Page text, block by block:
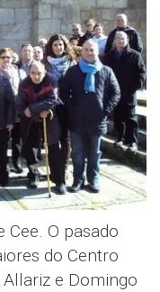
Cee. O pasado
do Centro
e Domingo